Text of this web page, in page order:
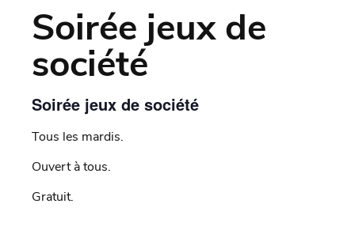
Soirée jeux de
société
Soirée jeux de société
Tous les mardis.
Ouvert à tous.
Gratuit.